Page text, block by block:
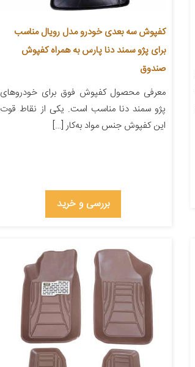
کفپوش سه بعدی خودرو مدل رویال مناسب
برای پژو سمند دنا پارس به همراه کفپوش
صندوق
معرفی محصول کفپوش فوق برای خودروهای
پژو سمند دنا مناسب است. یکی از نقاط قوت
این کفپوش جنس مواد به‌کار […]
بررسی و خرید